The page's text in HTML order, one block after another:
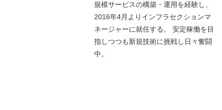
規模サービスの構築・運用を経験し、
2016年4月よりインフラセクションマ
ネージャーに就任する。 安定稼働を目
指しつつも新規技術に挑戦し日々奮闘
中。